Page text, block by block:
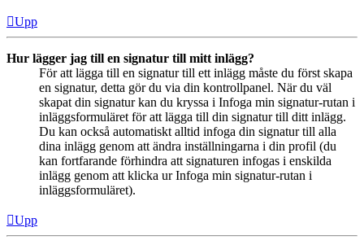
Upp
Hur lägger jag till en signatur till mitt inlägg?
För att lägga till en signatur till ett inlägg måste du först skapa
en signatur, detta gör du via din kontrollpanel. När du väl
skapat din signatur kan du kryssa i Infoga min signatur-rutan i
inläggsformuläret för att lägga till din signatur till ditt inlägg.
Du kan också automatiskt alltid infoga din signatur till alla
dina inlägg genom att ändra inställningarna i din profil (du
kan fortfarande förhindra att signaturen infogas i enskilda
inlägg genom att klicka ur Infoga min signatur-rutan i
inläggsformuläret).
Upp